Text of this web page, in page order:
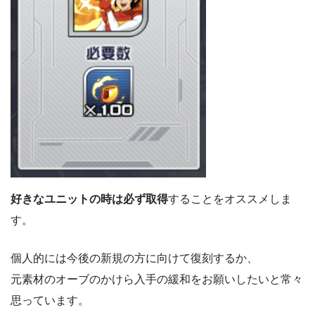
好きなユニットの時は必ず取得することをオススメしま
す。
個人的には今後の新規の方に向けて復刻するか、
元素材のオーブのかけら入手の緩和をお願いしたいと常々
思っています。